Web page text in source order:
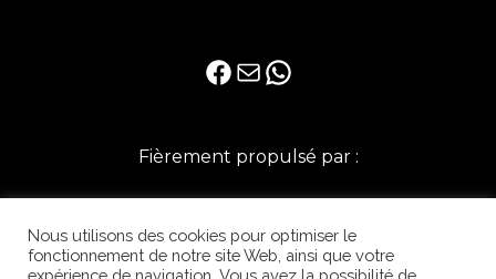
Facebook
E-mailWhatsApp
Fièrement propulsé par :
Nous utilisons des cookies pour optimiser le
fonctionnement de notre site Web, ainsi que votre
expérience de navigation. Vous avez la possibilité de